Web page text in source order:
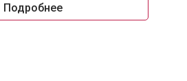
Подробнее